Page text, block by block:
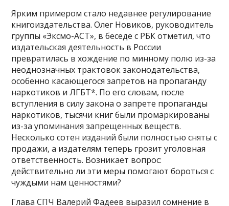
Ярким примером стало недавнее регулирование
книгоиздательства. Олег Новиков, руководитель
группы «Эксмо-АСТ», в беседе с РБК отметил, что
издательская деятельность в России
превратилась в хождение по минному полю из-за
неоднозначных трактовок законодательства,
особенно касающегося запретов на пропаганду
наркотиков и ЛГБТ*. По его словам, после
вступления в силу закона о запрете пропаганды
наркотиков, тысячи книг были промаркированы
из-за упоминания запрещенных веществ.
Несколько сотен изданий были полностью сняты с
продажи, а издателям теперь грозит уголовная
ответственность. Возникает вопрос:
действительно ли эти меры помогают бороться с
чуждыми нам ценностями?
Глава СПЧ Валерий Фадеев выразил сомнение в